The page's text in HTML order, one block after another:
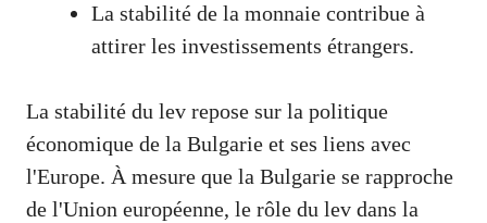
La stabilité de la monnaie contribue à
attirer les investissements étrangers.
La stabilité du lev repose sur la politique
économique de la Bulgarie et ses liens avec
l'Europe. À mesure que la Bulgarie se rapproche
de l'Union européenne, le rôle du lev dans la